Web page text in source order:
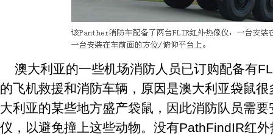
澳大利亚的一些机场消防人员已订购配备有
的飞机救援和消防车辆，原因是澳大利亚袋鼠
大利亚的某些地方盛产袋鼠，因此消防队员需
仪，以避免撞上这些动物。没有PathFindIR红